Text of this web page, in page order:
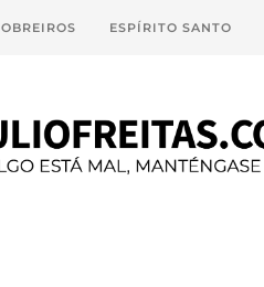
OBREIROS ESPÍRITO SANTO